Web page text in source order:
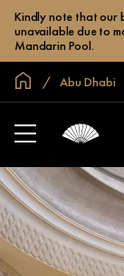
Kindly note that our
unavailable due to
Mandarin Pool.
In der Welt zu
Abu Dhabi